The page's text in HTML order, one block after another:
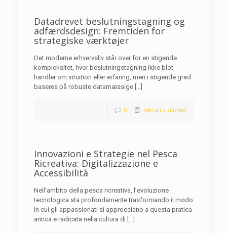
Datadrevet beslutningstagning og
adfærdsdesign: Fremtiden for
strategiske værktøjer
Det moderne erhvervsliv står over for en stigende
kompleksitet, hvor beslutningstagning ikke blot
handler om intuition eller erfaring, men i stigende grad
baseres på robuste datamæssige[…]
0 Читать далее
Innovazioni e Strategie nel Pesca
Ricreativa: Digitalizzazione e
Accessibilità
Nell’ambito della pesca ricreativa, l’evoluzione
tecnologica sta profondamente trasformando il modo
in cui gli appassionati si approcciano a questa pratica
antica e radicata nella cultura di […]